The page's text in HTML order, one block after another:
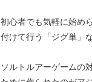
初心者でも気軽に始め
付けて行う「ジグ単」
ソルトルアーゲームの